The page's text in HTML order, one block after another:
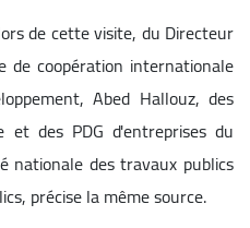
de cette visite, du Directeur
de coopération internationale
Abed Hallouz, des
des PDG d'entreprises du
nationale des travaux publics
précise la même source.